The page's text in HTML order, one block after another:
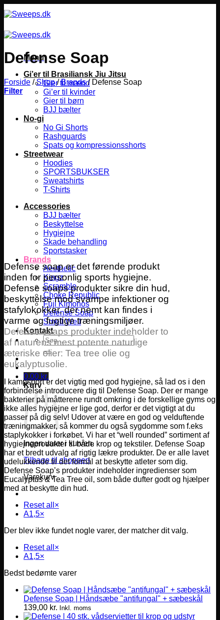
til
Menu
Gi’er til Brasiliansk Jiu Jitsu
Gier til mænd
Gi’er til kvinder
Gier til børn
BJJ bælter
No-gi
No Gi Shorts
Rashguards
Spats og kompressionsshorts
Streetwear
Hoodies
SPORTSBUKSER
Sweatshirts
T-Shirts
Accessories
BJJ bælter
Beskyttelse
Hygiejne
Skade behandling
Sportstasker
Brands
Aesthetic
Kingz
Scramble
Choke Republic
Fuji Kimonos
Defense Soap
Smell Well
Kontakt
Søg
efter:
0,00 kr.
Kurv
Ingen varer i kurven.
Tilbage til shoppen
Varekurv
Defense Soap
Forside / Shop / Brands /Defense Soap
Filter
Defense soap er det førende produkt
inden for personlig sports hygiejne.
Defense soaps produkter sikre din hud,
beskyttelse mod svampe infektioner og
stafylokokker, der nemt kan findes i
varme og fugtige træningsmiljøer.
Defense soaps produkter indeholder to
af naturens mest potente naturlige
æteriske olier: Tea tree olie og
eukalyptusolie.
I kampsport er det vigtig med god hygiejne, så lad os i den
forbindelse introducere dig til Defense Soap. Der er mange
bakterier på måtterene rundt omkring i de forskellige gyms og
ikke alles hygiejne er lige god, derfor er det vigtigt at du
passer på dig selv! Udover at være en god og velduftende
træningmakker, så kommer du også sygdomme som f.eks
staplykokker i forkøbet. Vi har et “well rounded” sortiment af
hygiejneprodukter til både krop og tekstiler. Defense Soap
har et bredt udvalg af rigtig lækre produkter. De er alle lavet
udelukkende til det formål at beskytte atleter som dig.
Defense Soap’s produkter indeholder ingredienser som
Eucalyptus & Tea Tree oil, som både dufter godt og hjælper
med at beskytte din hud.
Reset all ×
A1,5×
Der blev ikke fundet nogle varer, der matcher dit valg.
Reset all ×
A1,5×
Bedst bedømte varer
Defense Soap | Håndsæbe "antifungal" + sæbeskål
139,00 kr. Inkl. moms